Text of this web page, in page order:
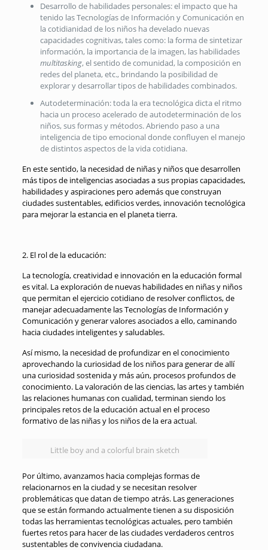
Desarrollo de habilidades personales: el impacto que ha
tenido las Tecnologías de Información y Comunicación en
la cotidianidad de los niños ha develado nuevas
capacidades cognitivas, tales como: la forma de sintetizar
información, la importancia de la imagen, las habilidades
multitasking, el sentido de comunidad, la composición en
redes del planeta, etc., brindando la posibilidad de
explorar y desarrollar tipos de habilidades combinados.
Autodeterminación: toda la era tecnológica dicta el ritmo
hacia un proceso acelerado de autodeterminación de los
niños, sus formas y métodos. Abriendo paso a una
inteligencia de tipo emocional donde confluyen el manejo
de distintos aspectos de la vida cotidiana.
En este sentido, la necesidad de niñas y niños que desarrollen
más tipos de inteligencias asociadas a sus propias capacidades,
habilidades y aspiraciones pero además que construyan
ciudades sustentables, edificios verdes, innovación tecnológica
para mejorar la estancia en el planeta tierra.
2. El rol de la educación:
La tecnología, creatividad e innovación en la educación formal
es vital. La exploración de nuevas habilidades en niñas y niños
que permitan el ejercicio cotidiano de resolver conflictos, de
manejar adecuadamente las Tecnologías de Información y
Comunicación y generar valores asociados a ello, caminando
hacia ciudades inteligentes y saludables.
Así mismo, la necesidad de profundizar en el conocimiento
aprovechando la curiosidad de los niños para generar de allí
una curiosidad sostenida y más aún, procesos profundos de
conocimiento. La valoración de las ciencias, las artes y también
las relaciones humanas con cualidad, terminan siendo los
principales retos de la educación actual en el proceso
formativo de las niñas y los niños de la era actual.
Little boy and a colorful brain sketch
Por último, avanzamos hacia complejas formas de
relacionarnos en la ciudad y se necesitan resolver
problemáticas que datan de tiempo atrás. Las generaciones
que se están formando actualmente tienen a su disposición
todas las herramientas tecnológicas actuales, pero también
fuertes retos para hacer de las ciudades verdaderos centros
sustentables de convivencia ciudadana.